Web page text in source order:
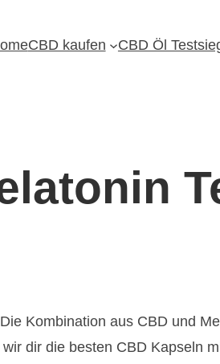
CBD kaufen CBD Öl
Kombination aus CBD und
dir die besten CBD Kapseln